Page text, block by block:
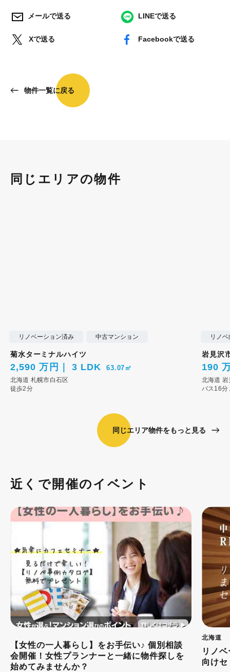
メールで送る LINEで送る
Xで送る Facebookで送る
物件一覧に戻る
同じエリアの物件
リノベーション済み 中古マンション
菊水ターミナルハイツ
2,590 万円 3 LDK 63.07㎡
北海道 札幌市白石区
徒歩2分
リノ
岩見沢
190
北海道 岩
バス16
同じエリア物件をもっと見る
近くで開催のイベント
【女性の一人暮らし】をお手伝い♪ 個別相談
会開催！女性プランナーと一緒に物件探しを
始めてみませんか？
北海道
リノ
向け